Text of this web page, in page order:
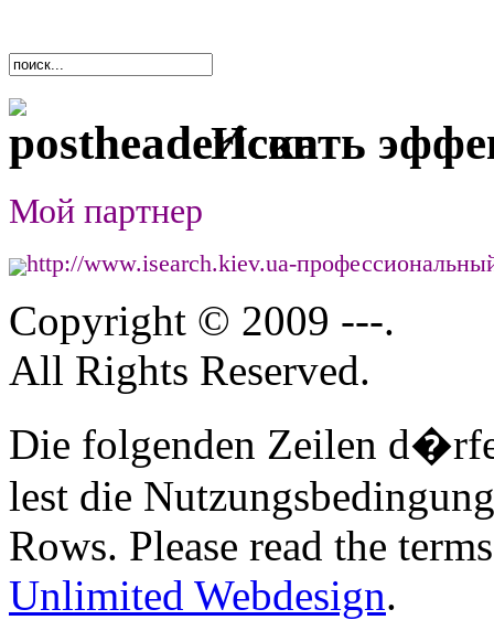
Искать
Мой партнер
http://www.isearch.kiev.ua-
Copyright © 2009 ---.
All Rights Reserved.
Die folgenden Zeilen
lest die
Rows. Please read the
Unlimited Webdesign.